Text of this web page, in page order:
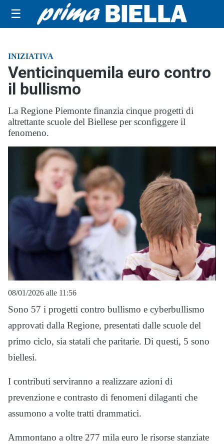
☰
INIZIATIVA
Venticinquemila euro contro
il bullismo
La Regione Piemonte finanzia cinque progetti di
altrettante scuole del Biellese per sconfiggere il
fenomeno.
08/01/2026 alle 11:56
Sono 57 i progetti contro bullismo e cyberbullismo
approvati dalla Regione, presentati dalle scuole del
primo ciclo, sia statali che paritarie. Di questi, 5 sono
biellesi.
I contributi serviranno a realizzare azioni di
prevenzione e contrasto di fenomeni dilaganti che
assumono a volte tratti drammatici.
Ammontano a oltre 277 mila euro le risorse stanziate